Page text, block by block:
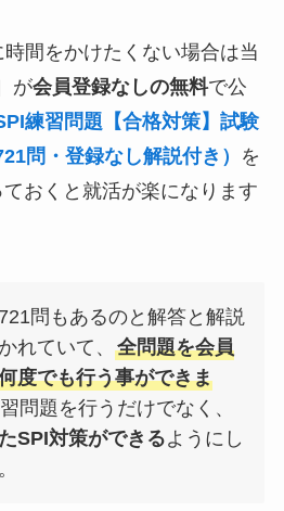
間をかけたくない場合は当
が会員登録なしの無料で公
練習問題【合格対策】試験
問・登録なし解説付き）
を
おくと就活が楽になります
問もあるのと解答と解説
れていて、全問題を会員
度でも行う事ができま
問題を行うだけでなく、
SPI対策ができるようにし